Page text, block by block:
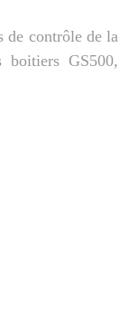
de contrôle de la
boitiers GS500,